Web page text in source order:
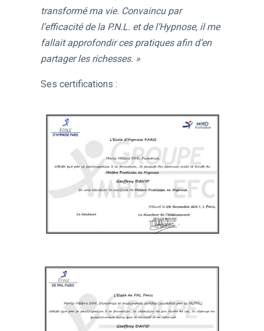
transformé ma vie. Convaincu par
l’efficacité de la P.N.L. et de l’Hypnose, il me
fallait approfondir ces pratiques afin d’en
partager les richesses.​ »
Ses certifications :